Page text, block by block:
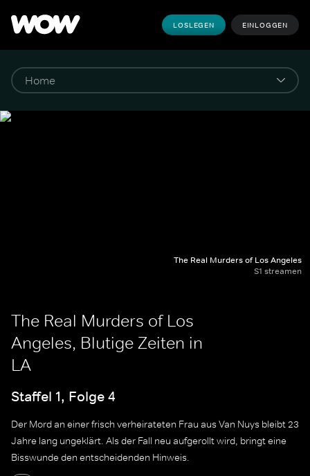
LOSLEGEN EINLOGGEN
The Real Murders of Los Angeles
S1 streamen
The Real Murders of Los
Angeles, Blutige Zeiten in
LA
Staffel 1, Folge 4
Der Mord an einer frisch verheirateten Frau aus Van Nuys bleibt 23
Jahre lang ungeklärt. Als der Fall neu aufgerollt wird, bringt eine
Bisswunde den entscheidenden Hinweis.